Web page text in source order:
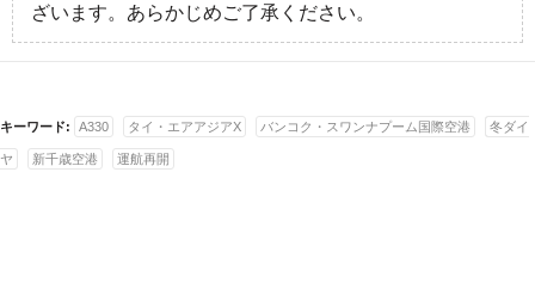
ざいます。あらかじめご了承ください。
キーワード: A330 タイ・エアアジアX バンコク・スワンナプーム国際空港 冬ダイ
ヤ 新千歳空港 運航再開